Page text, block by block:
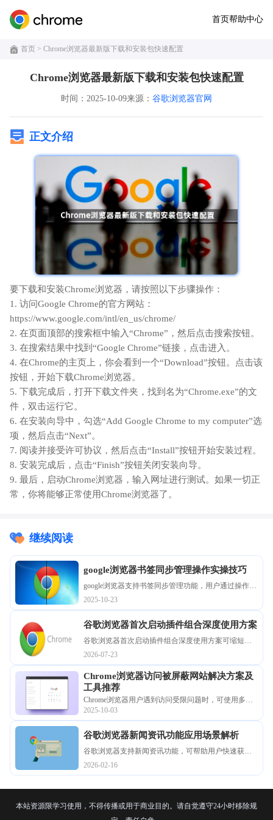
首页帮助中心
首页 > Chrome浏览器最新版下载和安装包快速配置
Chrome浏览器最新版下载和安装包快速配置
时间：2025-10-09来源： 谷歌浏览器官网
正文介绍
要下载和安装Chrome浏览器，请按照以下步骤操作：
1. 访问Google Chrome的官方网站：
https://www.google.com/intl/en_us/chrome/
2. 在页面顶部的搜索框中输入“Chrome”，然后点击搜索按钮。
3. 在搜索结果中找到“Google Chrome”链接，点击进入。
4. 在Chrome的主页上，你会看到一个“Download”按钮。点击该
按钮，开始下载Chrome浏览器。
5. 下载完成后，打开下载文件夹，找到名为“Chrome.exe”的文
件，双击运行它。
6. 在安装向导中，勾选“Add Google Chrome to my computer”选
项，然后点击“Next”。
7. 阅读并接受许可协议，然后点击“Install”按钮开始安装过程。
8. 安装完成后，点击“Finish”按钮关闭安装向导。
9. 最后，启动Chrome浏览器，输入网址进行测试。如果一切正
常，你将能够正常使用Chrome浏览器了。
继续阅读
google浏览器书签同步管理操作实操技巧
google浏览器支持书签同步管理功能，用户通过操作实
操技巧可实现跨设备高效使用，快速同步收藏内容，
结合方法操作提升资料管理效率，便于查找和使用。
2025-10-23
谷歌浏览器首次启动插件组合深度使用方案
谷歌浏览器首次启动插件组合深度使用方案可缩短加
载时间，效率优化技巧让用户快速进入浏览环境，整
体体验更顺畅。
2026-07-23
Chrome浏览器访问被屏蔽网站解决方案及
工具推荐
Chrome浏览器用户遇到访问受限问题时，可使用多种
解决方案。推荐实用工具，帮助用户突破网络限制，
2025-10-03
谷歌浏览器新闻资讯功能应用场景解析
谷歌浏览器支持新闻资讯功能，可帮助用户快速获取
信息并订阅关注内容，解析应用场景提升日常信息处
理效率。
2026-02-16
本站资源限学习使用，不得传播或用于商业目的。请自觉遵守24小时移除规